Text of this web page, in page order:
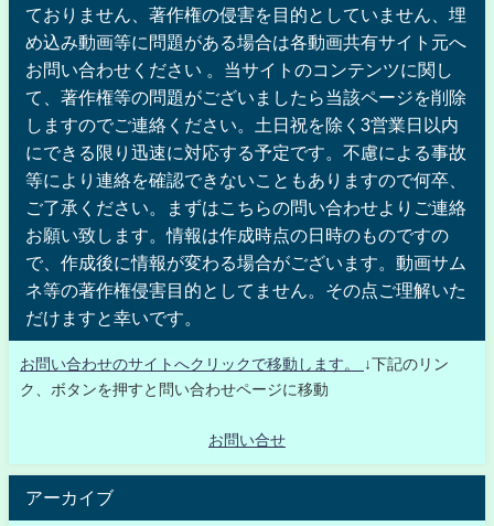
ておりません、著作権の侵害を目的としていません、埋
め込み動画等に問題がある場合は各動画共有サイト元へ
お問い合わせください 。当サイトのコンテンツに関し
て、著作権等の問題がございましたら当該ページを削除
しますのでご連絡ください。土日祝を除く3営業日以内
にできる限り迅速に対応する予定です。不慮による事故
等により連絡を確認できないこともありますので何卒、
ご了承ください。まずはこちらの問い合わせよりご連絡
お願い致します。情報は作成時点の日時のものですの
で、作成後に情報が変わる場合がございます。動画サム
ネ等の著作権侵害目的としてません。その点ご理解いた
だけますと幸いです。
お問い合わせのサイトへクリックで移動します。
↓下記のリン
ク、ボタンを押すと問い合わせページに移動
お問い合せ
アーカイブ